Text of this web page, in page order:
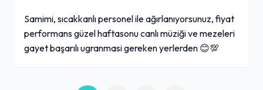
Samimi, sıcakkanlı personel ile ağırlanıyorsunuz, fiyat
performans güzel haftasonu canlı müziği ve mezeleri
gayet başarılı ugranmasi gereken yerlerden 😊💯